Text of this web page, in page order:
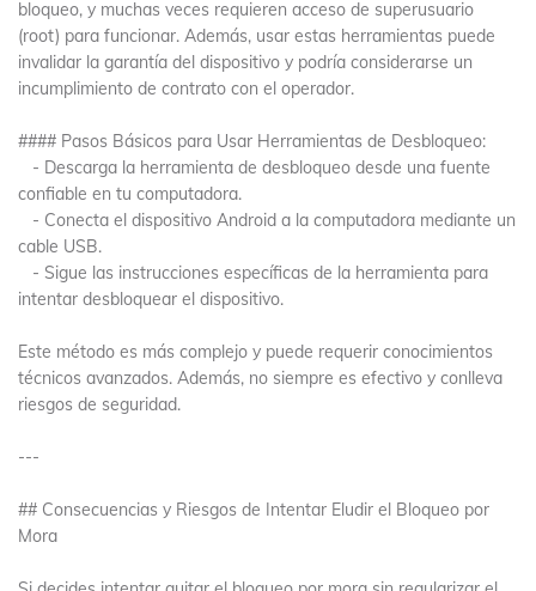
bloqueo, y muchas veces requieren acceso de superusuario
(root) para funcionar. Además, usar estas herramientas puede
invalidar la garantía del dispositivo y podría considerarse un
incumplimiento de contrato con el operador.
#### Pasos Básicos para Usar Herramientas de Desbloqueo:
- Descarga la herramienta de desbloqueo desde una fuente
confiable en tu computadora.
- Conecta el dispositivo Android a la computadora mediante un
cable USB.
- Sigue las instrucciones específicas de la herramienta para
intentar desbloquear el dispositivo.
Este método es más complejo y puede requerir conocimientos
técnicos avanzados. Además, no siempre es efectivo y conlleva
riesgos de seguridad.
---
## Consecuencias y Riesgos de Intentar Eludir el Bloqueo por
Mora